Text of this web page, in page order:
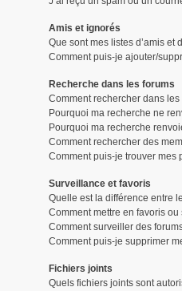
Amis et ignorés
Que sont mes listes d’amis et
Comment puis-je ajouter/
Recherche dans les forums
Comment rechercher dans les
Pourquoi ma recherche ne
Pourquoi ma recherche
Comment rechercher des
Comment puis-je trouver mes
Surveillance et favoris
Quelle est la différence entre
Comment mettre en favoris
Comment surveiller des
Comment puis-je supprimer
Fichiers joints
Quels fichiers joints sont